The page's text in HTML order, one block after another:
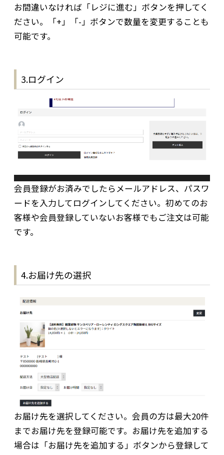
お間違いなければ「レジに進む」ボタンを押してく
ださい。「+」「-」ボタンで数量を変更することも
可能です。
3.ログイン
会員登録がお済みでしたらメールアドレス、パスワ
ードを入力してログインしてください。初めてのお
客様や会員登録していないお客様でもご注文は可能
です。
4.お届け先の選択
お届け先を選択してください。会員の方は最大20件
までお届け先を登録可能です。お届け先を追加する
場合は「お届け先を追加する」ボタンから登録して